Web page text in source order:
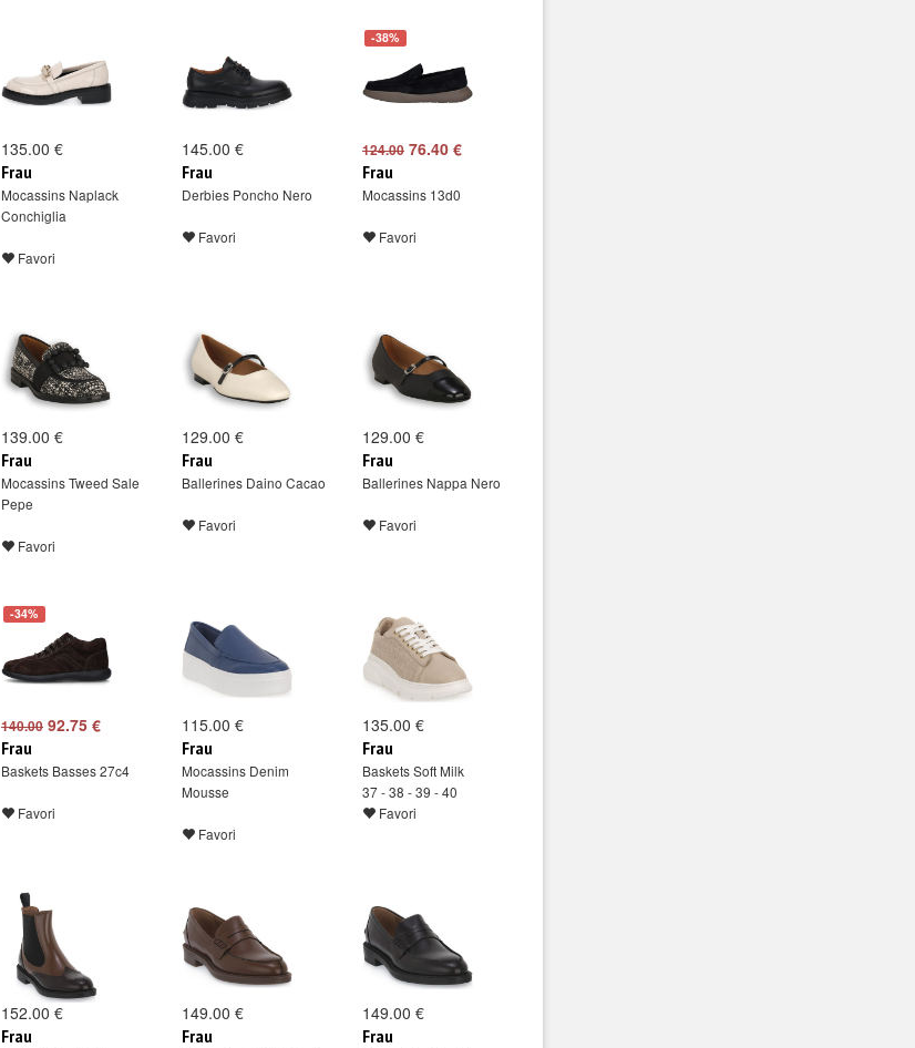
135.00 €
Frau
Mocassins Naplack
Conchiglia
Favori
145.00 €
Frau
Derbies Poncho Nero
Favori
-38%
124.00 76.40 €
Frau
Mocassins 13d0
Favori
139.00 €
Frau
Mocassins Tweed Sale
Pepe
Favori
129.00 €
Frau
Ballerines Daino Cacao
Favori
129.00 €
Frau
Ballerines Nappa Nero
Favori
-34%
140.00 92.75 €
Frau
Baskets Basses 27c4
Favori
115.00 €
Frau
Mocassins Denim
Mousse
Favori
135.00 €
Frau
Baskets Soft Milk
37 - 38 - 39 - 40
Favori
152.00 €
Frau
149.00 €
Frau
149.00 €
Frau